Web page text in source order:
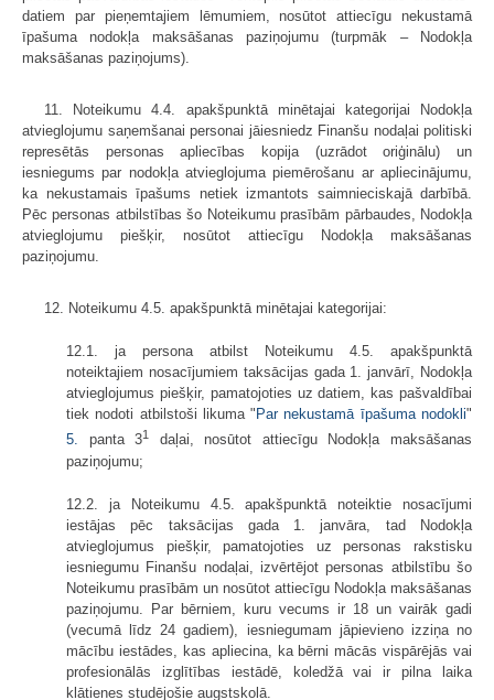
datiem par pieņemtajiem lēmumiem, nosūtot attiecīgu nekustamā
īpašuma nodokļa maksāšanas paziņojumu (turpmāk – Nodokļa
maksāšanas paziņojums).
11. Noteikumu 4.4. apakšpunktā minētajai kategorijai Nodokļa
atvieglojumu saņemšanai personai jāiesniedz Finanšu nodaļai politiski
represētās personas apliecības kopija (uzrādot oriģinālu) un
iesniegums par nodokļa atvieglojuma piemērošanu ar apliecinājumu,
ka nekustamais īpašums netiek izmantots saimnieciskajā darbībā.
Pēc personas atbilstības šo Noteikumu prasībām pārbaudes, Nodokļa
atvieglojumu piešķir, nosūtot attiecīgu Nodokļa maksāšanas
paziņojumu.
12. Noteikumu 4.5. apakšpunktā minētajai kategorijai:
12.1. ja persona atbilst Noteikumu 4.5. apakšpunktā
noteiktajiem nosacījumiem taksācijas gada 1. janvārī, Nodokļa
atvieglojumus piešķir, pamatojoties uz datiem, kas pašvaldībai
tiek nodoti atbilstoši likuma " Par nekustamā īpašuma nodokli"
5. panta 31
daļai, nosūtot attiecīgu Nodokļa maksāšanas
paziņojumu;
12.2. ja Noteikumu 4.5. apakšpunktā noteiktie nosacījumi
iestājas pēc taksācijas gada 1. janvāra, tad Nodokļa
atvieglojumus piešķir, pamatojoties uz personas rakstisku
iesniegumu Finanšu nodaļai, izvērtējot personas atbilstību šo
Noteikumu prasībām un nosūtot attiecīgu Nodokļa maksāšanas
paziņojumu. Par bērniem, kuru vecums ir 18 un vairāk gadi
(vecumā līdz 24 gadiem), iesniegumam jāpievieno izziņa no
mācību iestādes, kas apliecina, ka bērni mācās vispārējās vai
profesionālās izglītības iestādē, koledžā vai ir pilna laika
klātienes studējošie augstskolā.